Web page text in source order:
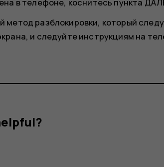
метод разблокировки, который
и следуйте инструкциям на